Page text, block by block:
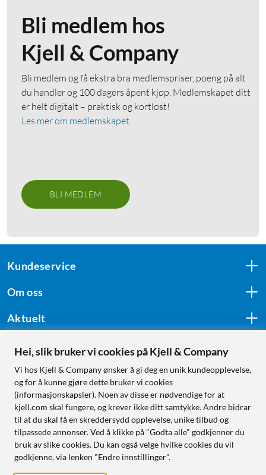
Bli medlem hos
Kjell & Company
Bli medlem og få ekstra bra medlemspriser, poeng på alt
du handler og 100 dagers åpent kjøp. Medlemskapet ditt
er helt digitalt – praktisk og kortløst!
Les mer om medlemskapet
BLI MEDLEM
Kundeservice
Om oss
Aktuelt
Følg oss
Handle fra:
Sverige
Norge
Hei, slik bruker vi cookies på Kjell & Company
Vi hos Kjell & Company ønsker å gi deg en unik kundeopplevelse,
og for å kunne gjøre dette bruker vi cookies
(informasjonskapsler). Noen av disse er nødvendige for at
kjell.com skal fungere, og krever ikke ditt samtykke. Andre bidrar
til at du skal få en skreddersydd opplevelse, unike tilbud og
tilpassede annonser. Ved å klikke på "Godta alle" godkjenner du
bruk av slike cookies. Du kan også velge hvilke cookies du vil
godkjenne, via lenken "Endre innstillinger".